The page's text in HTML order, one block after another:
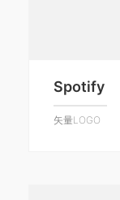
Spotify
矢量LOGO